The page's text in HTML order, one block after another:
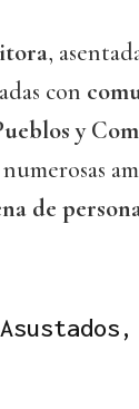
,
con
y
de